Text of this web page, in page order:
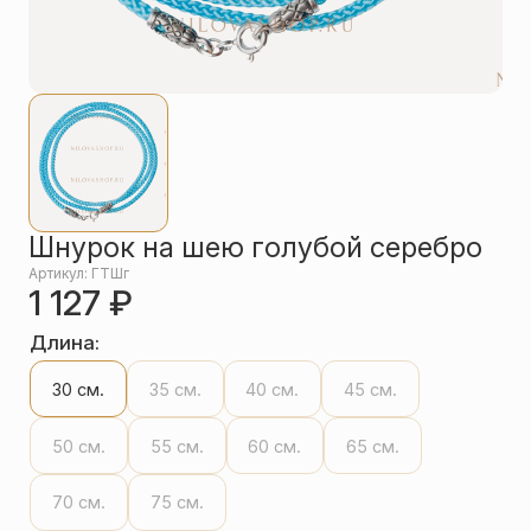
Цепи
Чётки
Другое
Шнурок на шею голубой серебро
Артикул: ГТШг
1 127 ₽
Длина:
30 см. 35 см. 40 см. 45 см.
50 см. 55 см. 60 см. 65 см.
70 см. 75 см.